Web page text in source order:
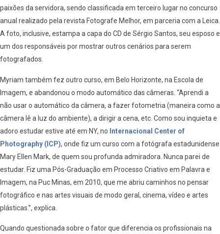
paixões da servidora, sendo classificada em terceiro lugar no concurso
anual realizado pela revista Fotografe Melhor, em parceria com a Leica.
A foto, inclusive, estampa a capa do CD de Sérgio Santos, seu esposo e
um dos responsáveis por mostrar outros cenários para serem
fotografados.
Myriam também fez outro curso, em Belo Horizonte, na Escola de
Imagem, e abandonou o modo automático das câmeras. “Aprendi a
não usar o automático da câmera, a fazer fotometria (maneira como a
câmera lê a luz do ambiente), a dirigir a cena, etc. Como sou inquieta e
adoro estudar estive até em NY, no Internacional Center of
Photography (ICP), onde fiz um curso com a fotógrafa estadunidense
Mary Ellen Mark, de quem sou profunda admiradora. Nunca parei de
estudar. Fiz uma Pós-Graduação em Processo Criativo em Palavra e
Imagem, na Puc Minas, em 2010, que me abriu caminhos no pensar
fotográfico e nas artes visuais de modo geral, cinema, vídeo e artes
plásticas.”, explica.
Quando questionada sobre o fator que diferencia os profissionais na